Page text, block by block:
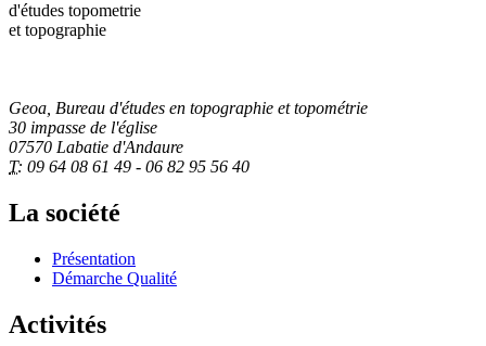
Geoa, Bureau d'études en topographie et topométrie
30 impasse de l'église
07570 Labatie d'Andaure
T: 09 64 08 61 49 - 06 82 95 56 40
La société
Présentation
Démarche Qualité
Activités